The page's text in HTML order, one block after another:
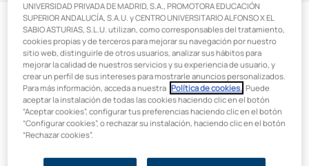
DevOps: ¿qué es y para qué sirve?
¿Qué significa DevOps en el mundo de la Informática?
El Rol del ingeniero DevOps: ¿Qué se hace en la práctica?
¿Qué estudiar para trabajar en DevOps?
Habilidades técnicas y soft skills para estos perfiles
DevOps: ¿qué es y para qué sirve?
El términoDevOpsrepresenta un conjunto de prácticas que
integran a los equipos de desarrollo de software y de
operaciones de sistemas. El objetivo esacelerar el ciclo de
vida del producto, mejorando la calidad y eficiencia
mediante la automatización, la colaboración y la integración
continua.
UNIVERSIDAD PRIVADA DE MADRID, S.A., PROMOTORA EDUCACIÓN
SUPERIOR ANDALUCÍA, S.A.U. y CENTRO UNIVERSITARIO ALFONSO X EL
SABIO ASTURIAS, S.L.U. utilizan, como corresponsables del tratamiento,
cookies propias y de terceros para mejorar su navegación por nuestro
sitio web, distinguirle de otros usuarios, analizar sus hábitos para
mejorar la calidad de nuestros servicios y su experiencia de usuario, y
crear un perfil de sus intereses para mostrarle anuncios personalizados.
Para más información, acceda a nuestra Política de cookies. . Puede
aceptar la instalación de todas las cookies haciendo clic en el botón
“Aceptar cookies”, configurar tus preferencias haciendo clic en el botón
“Configurar cookies”, o rechazar su instalación, haciendo clic en el botón
“Rechazar cookies”.